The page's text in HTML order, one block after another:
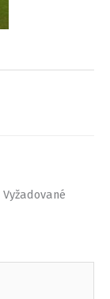
Vyžadované